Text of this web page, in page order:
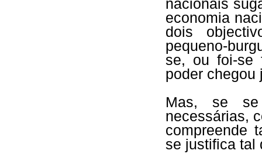
nacionais
economia
dois
pequeno-
se, ou foi-se
poder chegou
Mas, se se
necessárias,
compreende
se justifica tal